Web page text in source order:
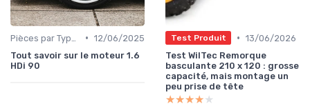
• 12/06/2025
Tout savoir sur le moteur 1.6
HDi 90
Test Produit • 13/06/2026
Test WilTec Remorque
basculante 210 x 120 : grosse
capacité, mais montage un
peu prise de tête
★★★★★
★★★★★